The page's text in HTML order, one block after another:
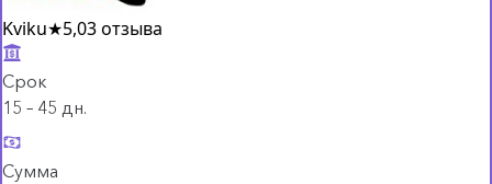
Kviku★5,03 отзыва
Срок
15 – 45 дн.
Сумма